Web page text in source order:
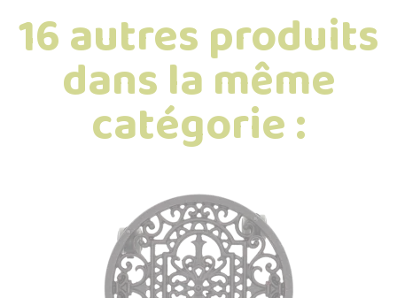
16 autres produits
dans la même
catégorie :